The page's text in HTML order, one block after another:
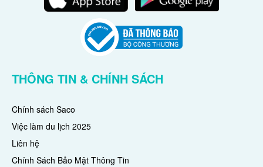
THÔNG TIN & CHÍNH SÁCH
Chính sách Saco
Việc làm du lịch 2025
Liên hệ
Chính Sách Bảo Mật Thông Tin